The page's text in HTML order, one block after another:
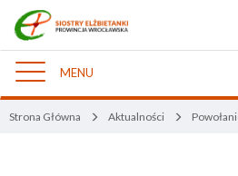
Nawigacja
MENU
Strona Główna Aktualności